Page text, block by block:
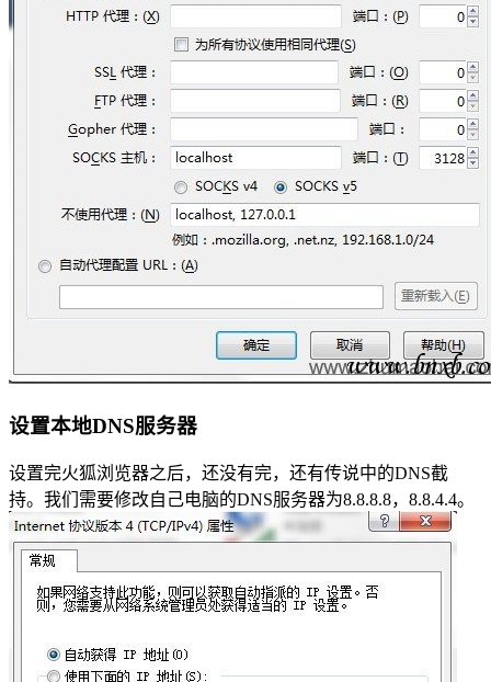
设置本地DNS服务器
设置完火狐浏览器之后，还没有完，还有传说中的DNS截
持。我们需要修改自己电脑的DNS服务器为8.8.8.8，8.8.4.4。